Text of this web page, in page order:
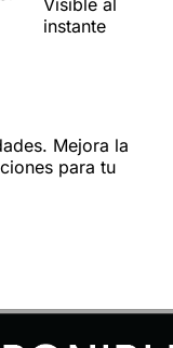
instante
Mejora la
para tu